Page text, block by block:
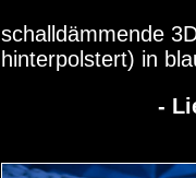
schalldämmende
hinterpolstert) in
-